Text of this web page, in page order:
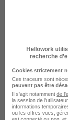
Villemandeur -
Cette offre
Hellowork
recherche
Cookies strictement
Ces traceurs sont
peuvent pas être
Il s'agit notamment de
la session de
informations
ou les offres vues,